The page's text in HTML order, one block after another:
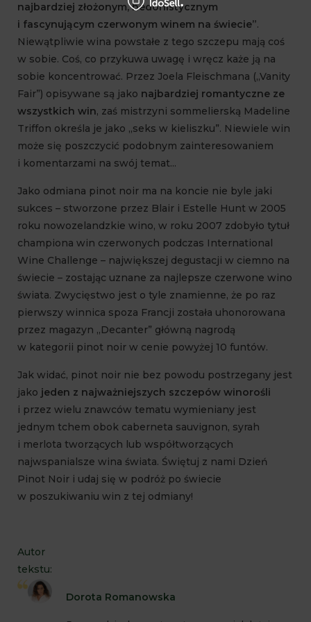
najbardziej złożonym, hedonistycznym
i fascynującym czerwonym winem na świecie”.
Niewątpliwie wina powstałe z tego szczepu mają coś
w sobie. Coś, co przykuwa uwagę i wręcz każe ją na
sobie koncentrować. Przez Joela Fleischmana („Vanity
Fair”) opisywane są jako najbardziej romantyczne ze
wszystkich win, zaś mistrzyni sommelierską Madeline
Triffon określa je jako „seks w kieliszku”. Niewiele win
może się poszczycić podobnym zainteresowaniem
i komentarzami na swój temat...
Jako odmiana pinot noir ma na koncie nie byle jaki
sukces – stworzone przez Blair i Estelle Hunt w 2005
roku nowozelandzkie wino, w roku 2007 zdobyło tytuł
championa win czerwonych podczas International
Wine Challenge – największej degustacji w ciemno na
świecie – zostając uznane za najlepsze czerwone wino
świata. Zwycięstwo jest o tyle znamienne, że po raz
pierwszy winnica spoza Francji została uhonorowana
przez magazyn „Decanter” główną nagrodą
w kategorii pinot noir w cenie powyżej 10 funtów.
Jak widać, pinot noir nie bez powodu postrzegany jest
jako jeden z najważniejszych szczepów winorośli
i przez wielu znawców tematu wymieniany jest
jednym tchem obok caberneta sauvignon, syrah
i merlota tworzących lub współtworzących
najwspanialsze wina świata. Świętuj z nami Dzień
Pinot Noir i udaj się w podróż po świecie
w poszukiwaniu win z tej odmiany!
Autor
tekstu:
Dorota Romanowska